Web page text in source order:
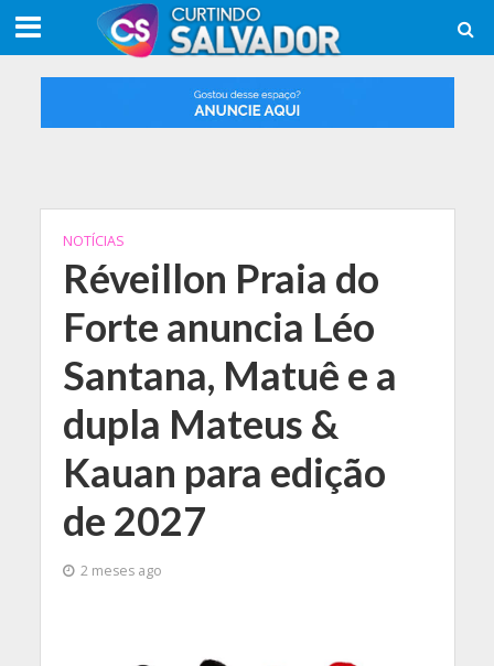
NOTÍCIAS
Réveillon Praia do
Forte anuncia Léo
Santana, Matuê e a
dupla Mateus &
Kauan para edição
de 2027
2 meses ago